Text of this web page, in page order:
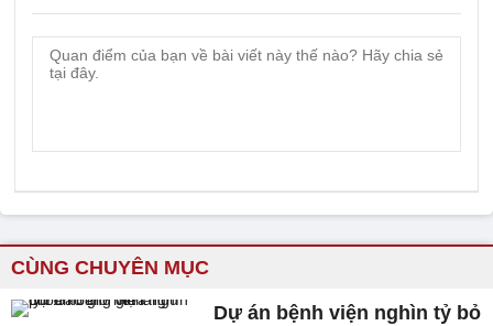
CÙNG CHUYÊN MỤC
Dự án bệnh viện nghìn tỷ bỏ